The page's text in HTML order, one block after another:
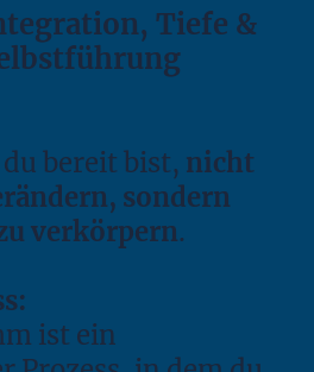
Tiefe &
bereit bist, nicht
sondern
verkörpern.
ist ein